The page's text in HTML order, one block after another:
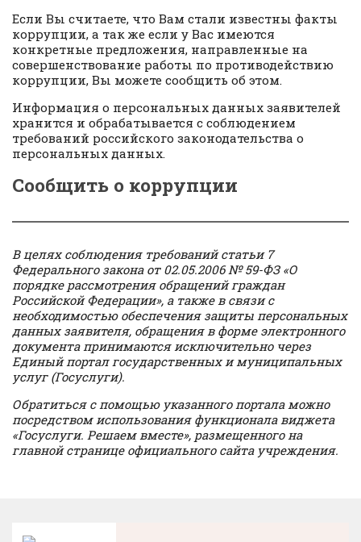
Если Вы считаете, что Вам стали известны факты
коррупции, а так же если у Вас имеются
конкретные предложения, направленные на
совершенствование работы по противодействию
коррупции, Вы можете сообщить об этом.
Информация о персональных данных заявителей
хранится и обрабатывается с соблюдением
требований российского законодательства о
персональных данных.
Сообщить о коррупции
В целях соблюдения требований статьи 7
Федерального закона от 02.05.2006 № 59-ФЗ «О
порядке рассмотрения обращений граждан
Российской Федерации», а также в связи с
необходимостью обеспечения защиты персональных
данных заявителя, обращения в форме электронного
документа принимаются исключительно через
Единый портал государственных и муниципальных
услуг (Госуслуги).
Обратиться с помощью указанного портала можно
посредством использования функционала виджета
«Госуслуги. Решаем вместе», размещенного на
главной странице официального сайта учреждения.